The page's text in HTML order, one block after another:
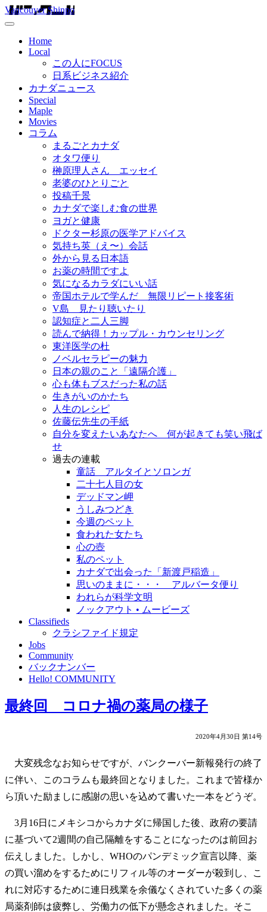
Vancouver Shinpo
Home
Local
この人にFOCUS
日系ビジネス紹介
カナダニュース
Special
Maple
Movies
コラム
まるごとカナダ
オタワ便り
榊原理人さん エッセイ
老婆のひとりごと
投稿千景
カナダで楽しむ食の世界
ヨガと健康
ドクター杉原の医学アドバイス
気持ち英（え〜）会話
外から見る日本語
お薬の時間ですよ
気になるカラダにいい話
帝国ホテルで学んだ 無限リピート接客術
V島 見たり聴いたり
認知症と二人三脚
読んで納得！カップル・カウンセリング
東洋医学の杜
ノベルセラピーの魅力
日本の親のこと「遠隔介護」
心も体もブスだった私の話
生きがいのかたち
人生のレシピ
佐藤伝先生の手紙
自分を変えたいあなたへ 何が起きても笑い飛ば
せ
過去の連載
童話 アルタイとソロンガ
二十七人目の女
デッドマン岬
うしみつどき
今週のペット
食われた女たち
心の壺
私のペット
カナダで出会った「新渡戸稲造」
思いのままに・・・ アルバータ便り
われらが科学文明
ノックアウト • ムービーズ
Classifieds
クラシファイド規定
Jobs
Community
バックナンバー
Hello! COMMUNITY
最終回 コロナ禍の薬局の様子
2020年4月30日 第14号
大変残念なお知らせですが、バンクーバー新報発行の終了
に伴い、このコラムも最終回となりました。これまで皆様か
ら頂いた励ましに感謝の思いを込めて書いた一本をどうぞ。
3月16日にメキシコからカナダに帰国した後、政府の要請
に基づいて2週間の自己隔離をすることになったのは前回お
伝えしました。しかし、WHOのパンデミック宣言以降、薬
の買い溜めをするためにリフィル等のオーダーが殺到し、こ
れに対応するために連日残業を余儀なくされていた多くの薬
局薬剤師は疲弊し、労働力の低下が懸念されました。そこ